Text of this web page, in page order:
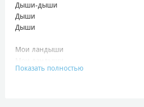
Дыши-дыши
Дыши
Дыши
Мои ландыши
Ты подари мне свои невзгоды
Показать полностью